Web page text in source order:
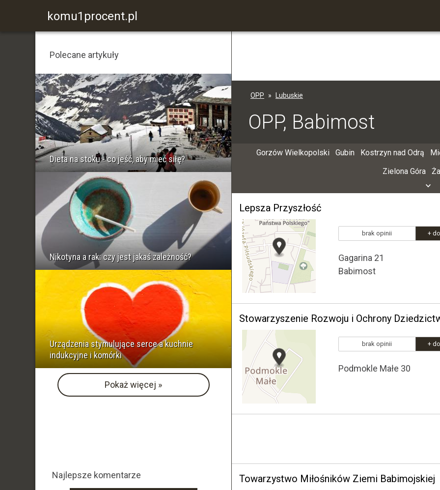
komu1procent.pl
OPP Lubuskie
OPP, Babimost
Gorzów Wielkopolski Gubin Kostrzyn nad Odrą
Zielona Góra
Lepsza Przyszłość
brak opinii +
Gagarina 21
Babimost
brak opinii +
Podmokle Małe 30
Towarzystwo Miłośników Ziemi Babimojskiej
Polecane artykuły
Dieta na stoku - co jeść, aby mieć siłę?
Nikotyna a rak: czy jest jakaś zależność?
Urządzenia stymulujące serce a kuchnie
indukcyjne i komórki
Pokaż więcej »
Najlepsze komentarze